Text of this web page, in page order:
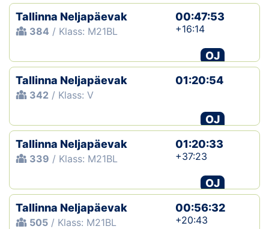
Tallinna Neljapäevak
384 / Klass: M21BL
00:47:53
+16:14
OJ
Tallinna Neljapäevak
342 / Klass: V
01:20:54
OJ
Tallinna Neljapäevak
339 / Klass: M21BL
01:20:33
+37:23
OJ
Tallinna Neljapäevak
505 / Klass: M21BL
00:56:32
+20:43